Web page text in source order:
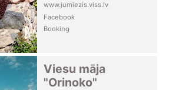
www.jumiezis.viss.lv
Facebook
Booking
Viesu māja
"Orinoko"